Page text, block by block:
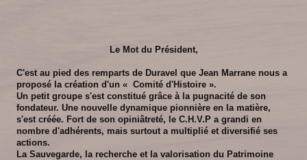
Le Mot du Président,
C'est au pied des remparts de Duravel que Jean Marrane nous a
proposé la création d'un « Comité d'Histoire ».
Un petit groupe s'est constitué grâce à la pugnacité de son
fondateur. Une nouvelle dynamique pionnière en la matière,
s'est créée. Fort de son opiniâtreté, le C.H.V.P a grandi en
nombre d'adhérents, mais surtout a multiplié et diversifié ses
actions.
La Sauvegarde, la recherche et la valorisation du Patrimoine